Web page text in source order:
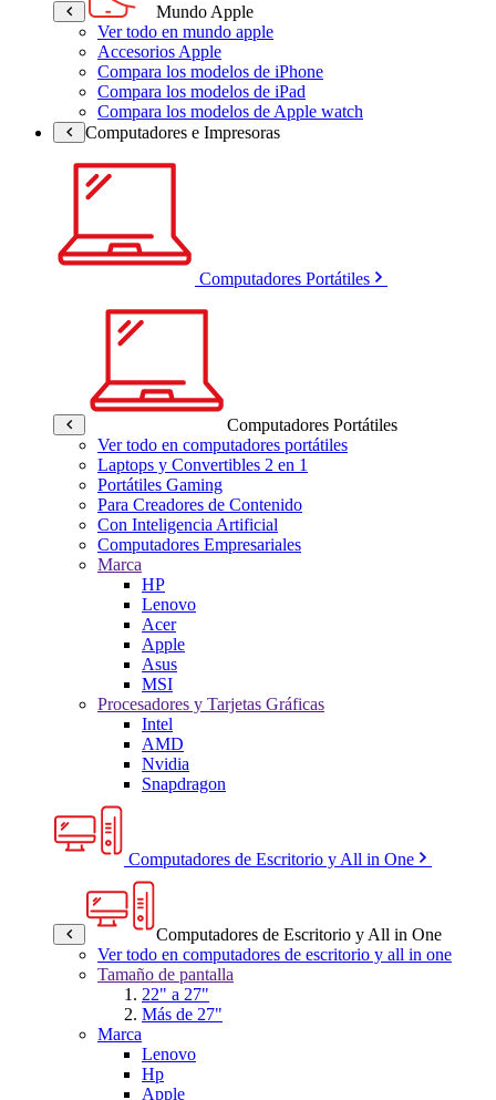
Mundo Apple
Ver todo en mundo apple
Accesorios Apple
Compara los modelos de iPhone
Compara los modelos de iPad
Compara los modelos de Apple watch
Computadores e Impresoras
Computadores Portátiles
Computadores Portátiles
Ver todo en computadores portátiles
Laptops y Convertibles 2 en 1
Portátiles Gaming
Para Creadores de Contenido
Con Inteligencia Artificial
Computadores Empresariales
Marca
HP
Lenovo
Acer
Apple
Asus
MSI
Procesadores y Tarjetas Gráficas
Intel
AMD
Nvidia
Snapdragon
Computadores de Escritorio y All in One
Computadores de Escritorio y All in One
Ver todo en computadores de escritorio y all in one
Tamaño de pantalla
22" a 27"
Más de 27"
Marca
Lenovo
Hp
Apple